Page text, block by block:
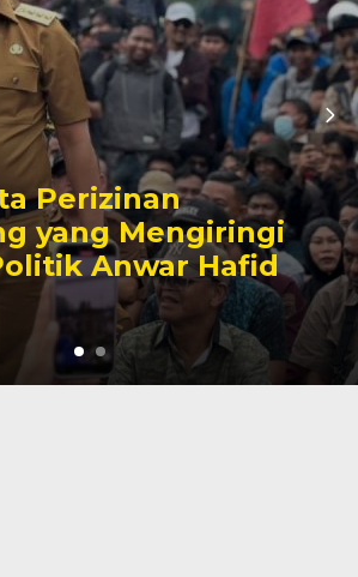
Perizinan
yang Mengiringi
Anwar Hafid